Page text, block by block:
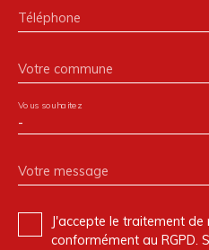
Téléphone
Votre commune
-
Vous souhaitez
Votre message
J'accepte le traitement
conformément au RGPD.